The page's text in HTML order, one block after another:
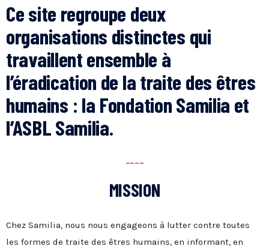
Ce site regroupe deux
organisations distinctes qui
travaillent ensemble à
l’éradication de la traite des êtres
humains : la Fondation Samilia et
l’ASBL Samilia.
----
MISSION
Chez Samilia, nous nous engageons à lutter contre toutes
les formes de traite des êtres humains, en informant, en